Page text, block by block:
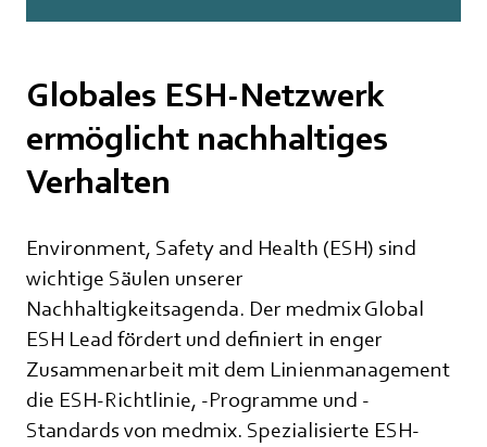
Globales ESH-Netzwerk
ermöglicht nachhaltiges
Verhalten
Environment, Safety and Health (ESH) sind
wichtige Säulen unserer
Nachhaltigkeitsagenda. Der medmix Global
ESH Lead fördert und definiert in enger
Zusammenarbeit mit dem Linienmanagement
die ESH-Richtlinie, -Programme und -
Standards von medmix. Spezialisierte ESH-